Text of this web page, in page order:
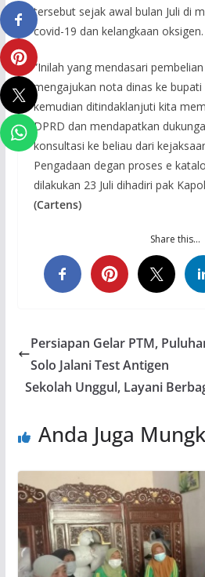
tersebut sejak awal bulan Juli di
covid-19 dan kelangkaan oksigen.
”Inilah yang mendasari
mengajukan nota dinas ke bupati
kemudian ditindaklanjuti kita
DPRD dan mendapatkan
konsultasi ke beliau dari
Pengadaan degan proses e
dilakukan 23 Juli dihadiri pak
(Cartens)
Share this…
Persiapan Gelar PTM,
Solo Jalani Test Antigen
Sekolah Unggul, Layani
Anda Juga